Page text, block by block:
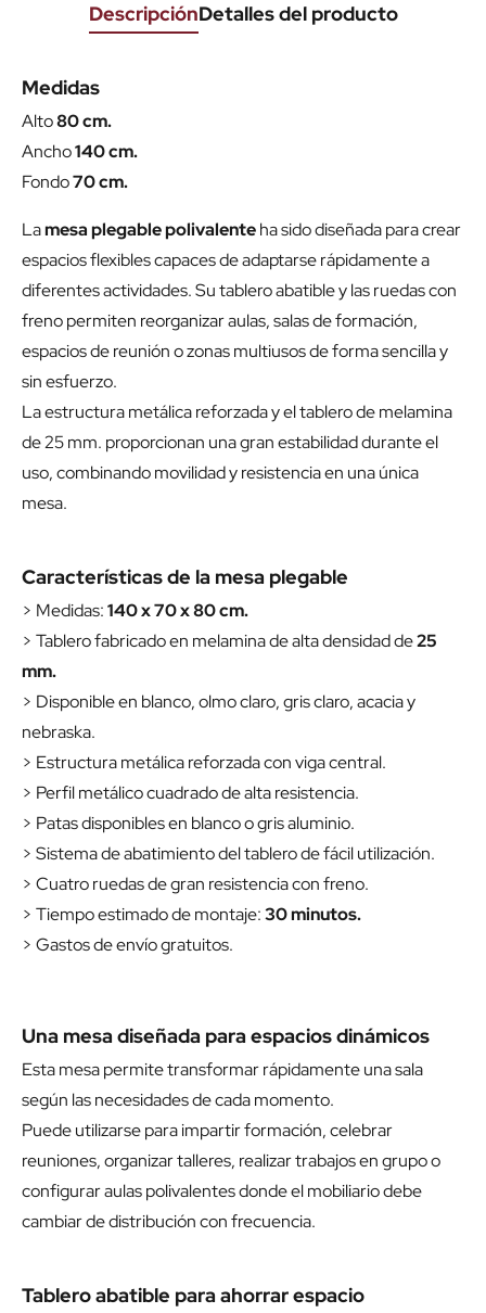
DescripciónDetalles del producto
Medidas
Alto80 cm.
Ancho140 cm.
Fondo70 cm.
Lamesa plegable polivalenteha sido diseñada para crear
espacios flexibles capaces de adaptarse rápidamente a
diferentes actividades. Su tablero abatible y las ruedas con
freno permiten reorganizar aulas, salas de formación,
espacios de reunión o zonas multiusos de forma sencilla y
sin esfuerzo.
La estructura metálica reforzada y el tablero de melamina
de 25 mm. proporcionan una gran estabilidad durante el
uso, combinando movilidad y resistencia en una única
mesa.
Características de la mesa plegable
> Medidas:140 x 70 x 80 cm.
> Tablero fabricado en melamina de alta densidad de25
mm.
> Disponible en blanco, olmo claro, gris claro, acacia y
nebraska.
> Estructura metálica reforzada con viga central.
> Perfil metálico cuadrado de alta resistencia.
> Patas disponibles en blanco o gris aluminio.
> Sistema de abatimiento del tablero de fácil utilización.
> Cuatro ruedas de gran resistencia con freno.
> Tiempo estimado de montaje:30 minutos.
> Gastos de envío gratuitos.
Una mesa diseñada para espacios dinámicos
Esta mesa permite transformar rápidamente una sala
según las necesidades de cada momento.
Puede utilizarse para impartir formación, celebrar
reuniones, organizar talleres, realizar trabajos en grupo o
configurar aulas polivalentes donde el mobiliario debe
cambiar de distribución con frecuencia.
Tablero abatible para ahorrar espacio